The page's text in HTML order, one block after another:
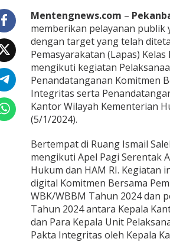
k
a
n
b
a
r
u
T
u
M
e
n
a
n
d
a
t
a
n
Mentengnews.com –
memberikan pelayanan publik
dengan target yang telah
Pemasyarakatan (Lapas)
mengikuti kegiatan
Penandatanganan Komitmen
Integritas serta
Kantor Wilayah Kementerian
(5/1/2024).
Bertempat di Ruang Ismail
mengikuti Apel Pagi Serentak
Hukum dan HAM RI. Kegiatan
digital Komitmen Bersama
WBK/WBBM Tahun 2024 dan
Tahun 2024 antara Kepala
dan Para Kepala Unit
Pakta Integritas oleh Kepala
Membuat
Santer
Masyarakat
Polresta
Personel,
Bersih
Di Politik, Polri |